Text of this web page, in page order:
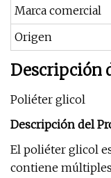
Marca comercial
Origen
Descripción
Poliéter glicol
Descripción del
El poliéter glicol
contiene